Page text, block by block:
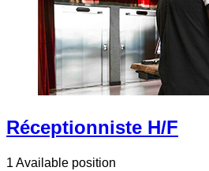
Réceptionniste H/F
1 Available position